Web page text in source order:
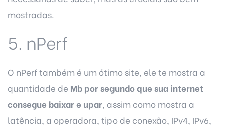
mostradas.
5. nPerf
O nPerf também é um ótimo site, ele te mostra a
quantidade de Mb por segundo que sua internet
consegue baixar e upar, assim como mostra a
latência, a operadora, tipo de conexão, IPv4, IPv6,